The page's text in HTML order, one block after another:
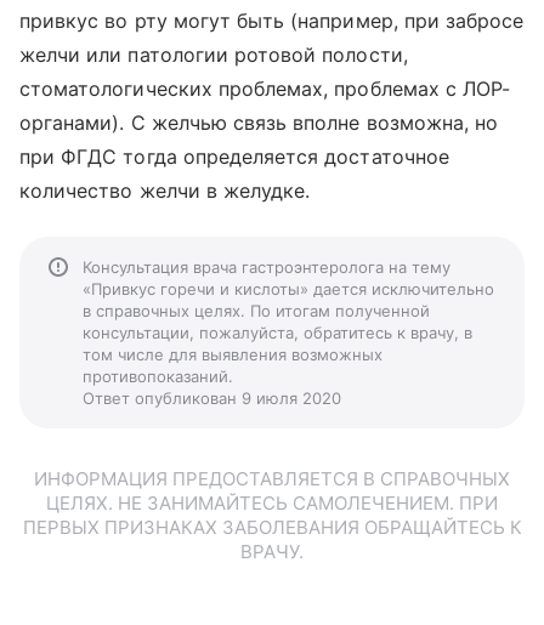
привкус во рту могут быть (например, при забросе
желчи или патологии ротовой полости,
стоматологических проблемах, проблемах с ЛОР-
органами). С желчью связь вполне возможна, но
при ФГДС тогда определяется достаточное
количество желчи в желудке.
Консультация врача гастроэнтеролога на тему
«Привкус горечи и кислоты» дается исключительно
в справочных целях. По итогам полученной
консультации, пожалуйста, обратитесь к врачу, в
том числе для выявления возможных
противопоказаний.
Ответ опубликован 9 июля 2020
ИНФОРМАЦИЯ ПРЕДОСТАВЛЯЕТСЯ В СПРАВОЧНЫХ
ЦЕЛЯХ. НЕ ЗАНИМАЙТЕСЬ САМОЛЕЧЕНИЕМ. ПРИ
ПЕРВЫХ ПРИЗНАКАХ ЗАБОЛЕВАНИЯ ОБРАЩАЙТЕСЬ К
ВРАЧУ.